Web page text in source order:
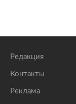
Редакция
Контакты
Реклама